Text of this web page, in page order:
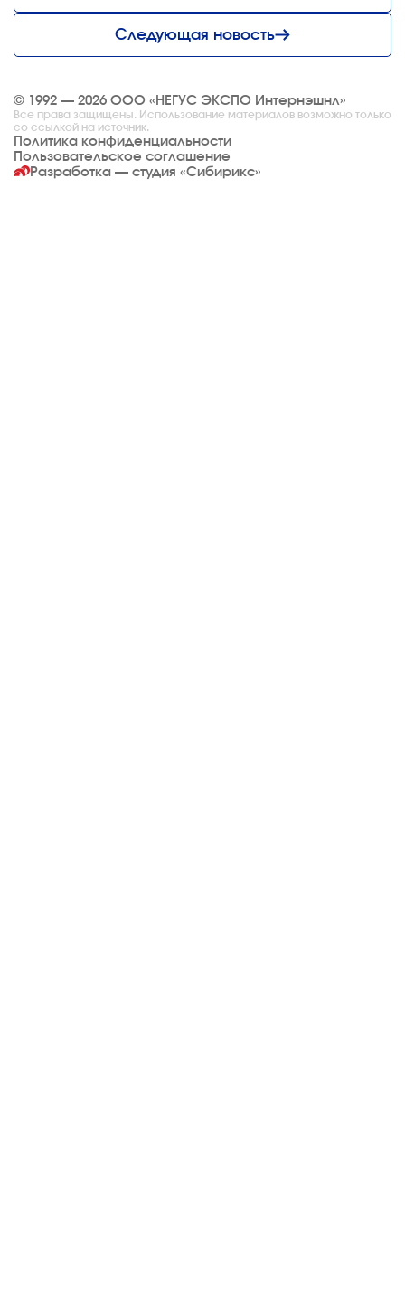
Следующая новость
© 1992 — 2026 ООО «НЕГУС ЭКСПО Интернэшнл»
Все права защищены. Использование материалов возможно только
со ссылкой на источник.
Политика конфиденциальности
Пользовательское соглашение
Разработка — студия «Сибирикс»